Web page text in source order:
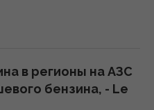
в регионы на АЗС
бензина, - Le